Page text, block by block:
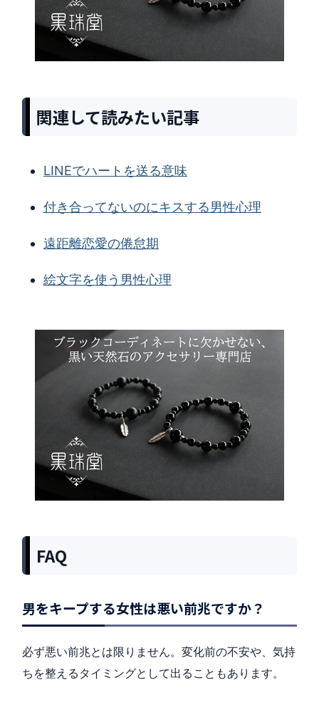
関連して読みたい記事
LINEでハートを送る意味
付き合ってないのにキスする男性心理
遠距離恋愛の倦怠期
絵文字を使う男性心理
FAQ
男をキープする女性は悪い前兆ですか？
必ず悪い前兆とは限りません。変化前の不安や、気持
ちを整えるタイミングとして出ることもあります。